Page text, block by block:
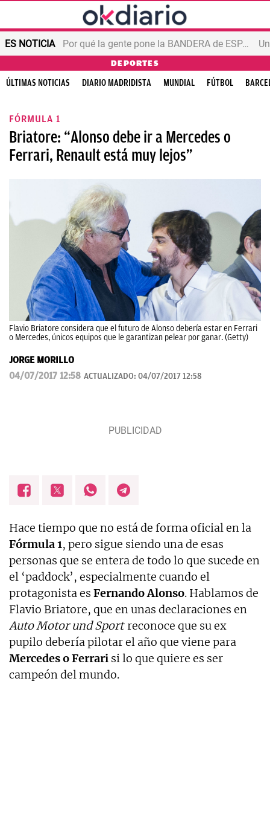
ES NOTICIA Por qué la gente pone la BANDERA de ESPAÑA en el balcón
DEPORTES
ÚLTIMAS NOTICIAS DIARIO MADRIDISTA MUNDIAL FÚTBOL
FÓRMULA 1
Briatore: “Alonso debe ir a Mercedes o
Ferrari, Renault está muy lejos”
Flavio Briatore considera que el futuro de Alonso debería estar en Ferrari
o Mercedes, únicos equipos que le garantizan pelear por ganar. (Getty)
JORGE MORILLO
04/07/2017 12:58 ACTUALIZADO: 04/07/2017 12:58
Hace tiempo que no está de forma oficial en la
Fórmula 1, pero sigue siendo una de esas
personas que se entera de todo lo que sucede en
el ‘paddock’, especialmente cuando el
protagonista es Fernando Alonso. Hablamos de
Flavio Briatore, que en unas declaraciones en
Auto Motor und Sportreconoce que su ex
pupilo debería pilotar el año que viene para
Mercedes o Ferrari si lo que quiere es ser
campeón del mundo.